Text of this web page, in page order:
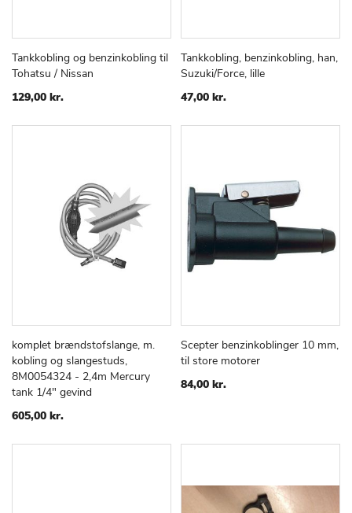
Læg i kurv
TILFØJ
SAMMENLIGN
Tankkobling og benzinkobling til
Tohatsu / Nissan
129,00 kr.
Læg i kurv
TILFØJ
Tankkobling, benzinkobling, han,
Suzuki/Force, lille
47,00 kr.
Læg i kurv
TILFØJ
TIL
ØNSKE
SAMMENLIGN
komplet brændstofslange, m.
kobling og slangestuds,
8M0054324 - 2,4m Mercury
tank 1/4" gevind
605,00 kr.
Læg i kurv
TILFØJ
Scepter benzinkoblinger 10 mm,
til store motorer
84,00 kr.